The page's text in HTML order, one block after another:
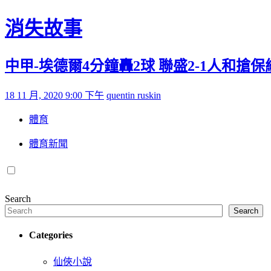
Skip to content
消失故事
中甲-埃德爾4分鐘轟2球 聯盛2-1人和搶保
Posted on
18 11 月, 2020 9:00 下午 by
quentin ruskin
體育
體育新聞
Search
Search
Categories
仙俠小說